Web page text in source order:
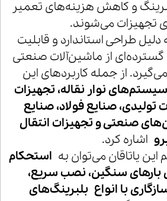
و کاهش هزینه‌های تعمیر
تجهیزات می‌شوند.
دلیل طراحی استاندارد و قابلیت
گسترده‌ای از ماشین‌آلات صنعتی
از جمله کاربردهای این
سیستم‌های نوار نقاله، تجهیزات
صنایع فولاد، صنایع
صنعتی و تجهیزات انتقال
اشاره کرد.
یاتاقان می‌توان به استحکام
بارهای سنگین، نصب سریع،
با انواع بلبرینگ‌های